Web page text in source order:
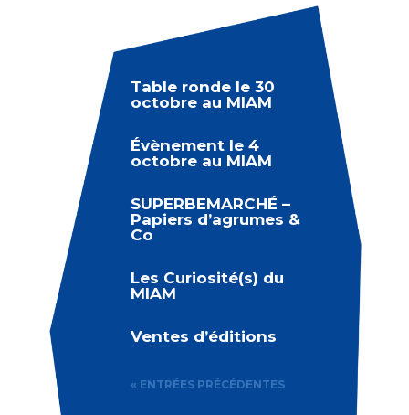
Table ronde le 30
octobre au MIAM
Évènement le 4
octobre au MIAM
SUPERBEMARCHÉ –
Papiers d’agrumes &
Co
Les Curiosité(s) du
MIAM
Ventes d’éditions
« ENTRÉES PRÉCÉDENTES